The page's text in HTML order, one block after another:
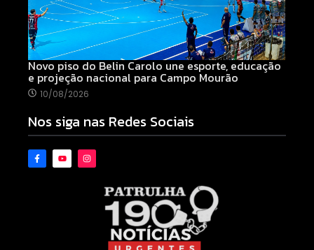
Novo piso do Belin Carolo une esporte, educação
e projeção nacional para Campo Mourão
10/08/2026
Nos siga nas Redes Sociais